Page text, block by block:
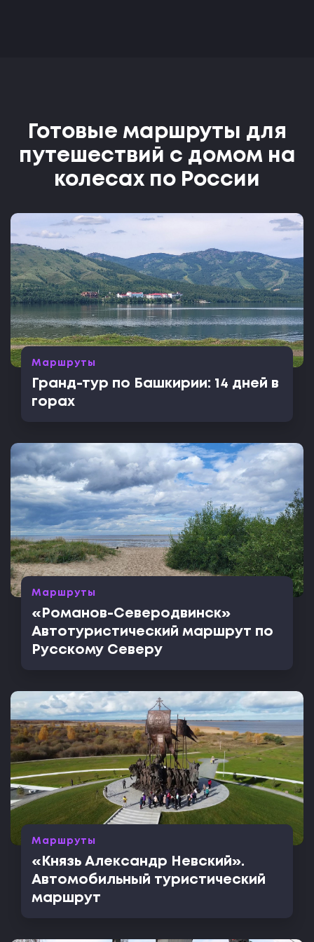
Готовые маршруты для
путешествий с домом на
колесах по России
Маршруты
Гранд-тур по Башкирии: 14 дней в
горах
Маршруты
«Романов-Северодвинск»
Автотуристический маршрут по
Русскому Северу
Маршруты
«Князь Александр Невский».
Автомобильный туристический
маршрут